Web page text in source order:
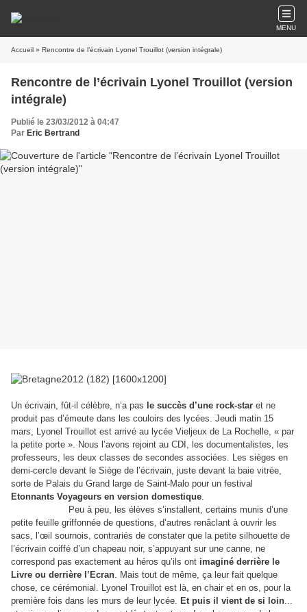
MENU
Accueil » Rencontre de l’écrivain Lyonel Trouillot (version intégrale)
Rencontre de l’écrivain Lyonel Trouillot (version
intégrale)
Publié le 23/03/2012 à 04:47
Par Eric Bertrand
Un écrivain, fût-il célèbre, n’a pas le succès d’une rock-star et ne
produit pas d’émeute dans les couloirs des lycées. Jeudi matin 15
mars, Lyonel Trouillot est arrivé au lycée Vieljeux de La Rochelle, « par
la petite porte ». Nous l’avons rejoint au CDI, les documentalistes, les
professeurs, les deux classes de secondes associées. Les sièges en
demi-cercle devant le Siège de l’écrivain, juste devant la baie vitrée,
sorte de Palais du Grand large de Saint-Malo pour un festival
Etonnants Voyageurs en version domestique.
Peu à peu, les élèves s’installent, certains munis d’une
petite feuille griffonnée de questions, d’autres renâclant à ouvrir les
sacs, l’œil sournois, contrariés de constater que la petite silhouette de
l’écrivain coiffé d’un chapeau noir, s’appuyant sur une canne, ne
correspond pas exactement au héros qu’ils ont imaginé derrière le
Livre ou derrière l’Ecran. Mais tout de même, ça leur fait quelque
chose, ce cérémonial. Lyonel Trouillot est là, en chair et en os, pour la
première fois dans les murs de leur lycée. Et puis il vient de si loin...